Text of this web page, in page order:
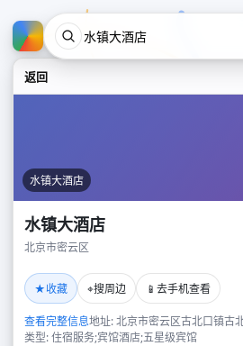
返回
水镇大酒店
水镇大酒店
北京市密云区
★收藏 ⌖搜周边 📱 去手机查看
查看完整信息地址: 北京市密云区古北口镇古
类型: 住宿服务;宾馆酒店;五星级宾馆